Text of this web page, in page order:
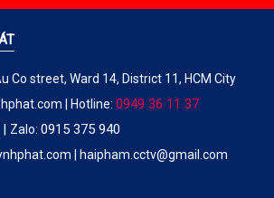
Co street, Ward 14, District 11, HCM City
| Hotline: 0949 36 11 37
| Zalo: 0915 375 940
| haipham.cctv@gmail.com